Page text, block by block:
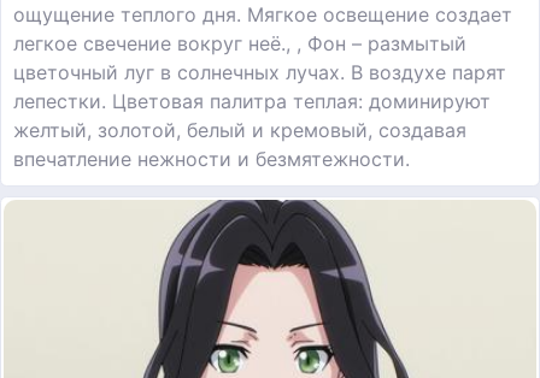
ощущение теплого дня. Мягкое освещение создает
легкое свечение вокруг неё., , Фон – размытый
цветочный луг в солнечных лучах. В воздухе парят
лепестки. Цветовая палитра теплая: доминируют
желтый, золотой, белый и кремовый, создавая
впечатление нежности и безмятежности.